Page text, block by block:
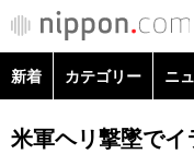
新着 カテゴリー ニ
政治・外交
米軍ヘリ撃墜で